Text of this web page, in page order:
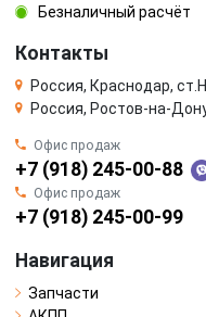
Безналичный расчёт
Контакты
Россия, Краснодар,
Россия, Ростов-на-
Офис продаж
+7 (918) 245-00-88
Офис продаж
+7 (918) 245-00-99
Навигация
Запчасти